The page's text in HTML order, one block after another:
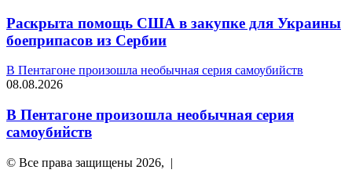
Раскрыта помощь США в закупке для Украины
боеприпасов из Сербии
В Пентагоне произошла необычная серия самоубийств
08.08.2026
В Пентагоне произошла необычная серия
самоубийств
© Все права защищены 2026, |